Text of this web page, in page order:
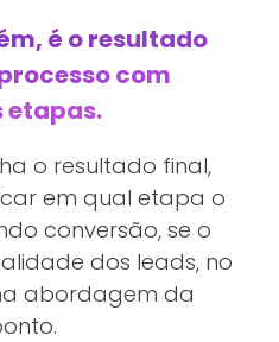
é o resultado
com
etapas.
o resultado final,
em qual etapa o
conversão, se o
dos leads, no
abordagem da